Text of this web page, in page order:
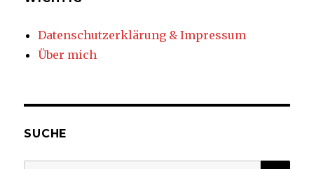
Datenschutzerklärung & Impressum
Über mich
SUCHE